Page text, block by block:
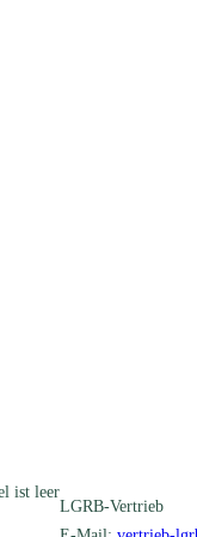
ist leer
LGRB-Vertrieb